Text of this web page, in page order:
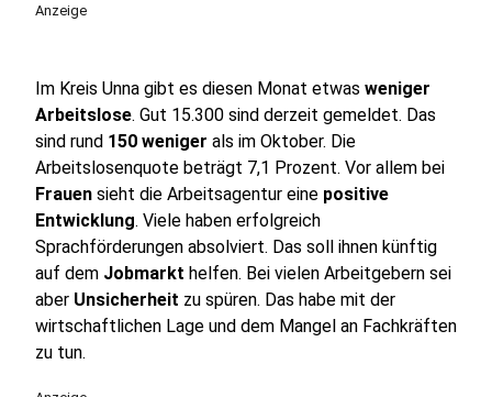
Anzeige
Im Kreis Unna gibt es diesen Monat etwas weniger
Arbeitslose. Gut 15.300 sind derzeit gemeldet. Das
sind rund 150 weniger als im Oktober. Die
Arbeitslosenquote beträgt 7,1 Prozent. Vor allem bei
Frauen sieht die Arbeitsagentur eine positive
Entwicklung. Viele haben erfolgreich
Sprachförderungen absolviert. Das soll ihnen künftig
auf dem Jobmarkt helfen. Bei vielen Arbeitgebern sei
aber Unsicherheit zu spüren. Das habe mit der
wirtschaftlichen Lage und dem Mangel an Fachkräften
zu tun.